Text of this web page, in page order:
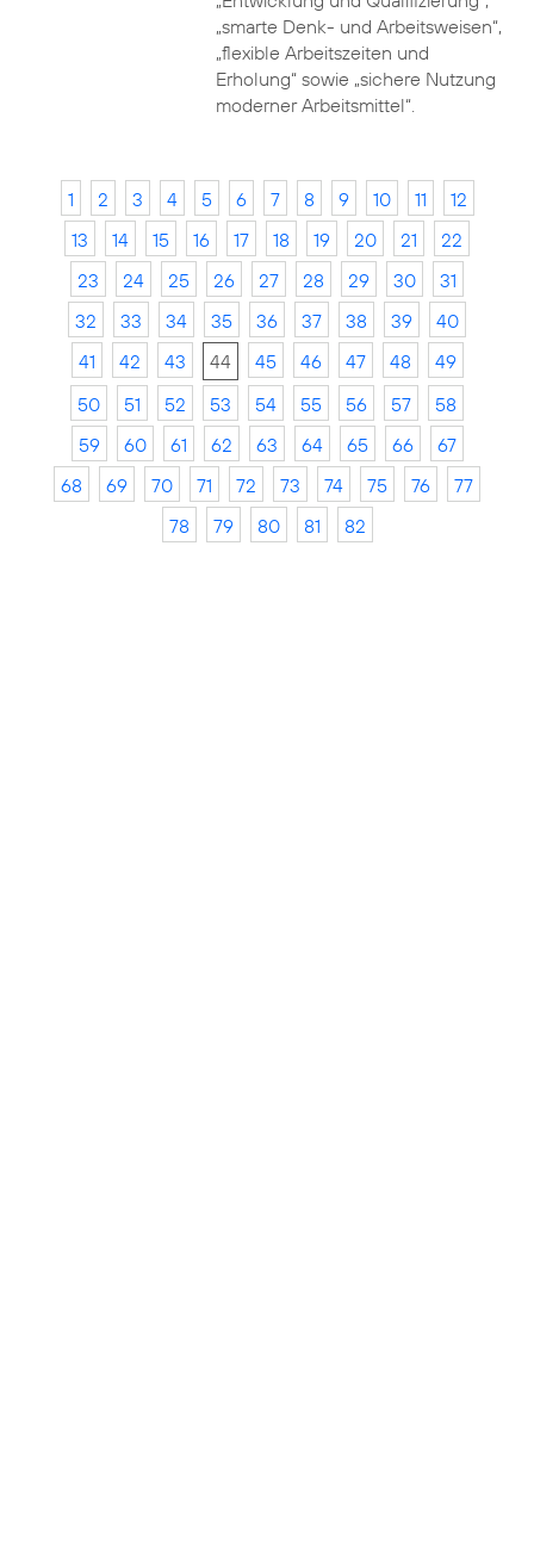
„smarte Denk- und Arbeitsweisen“,
„flexible Arbeitszeiten und
Erholung“ sowie „sichere Nutzung
moderner Arbeitsmittel“.
1 2 3 4 5 6 7 8 9 10 11
12
13
14 15 16 17 18 19 20 21
22
23
24 25 26 27 28 29 30
31
32
33 34 35 36 37 38 39
40
41
42 43 44 45 46 47 48
49
50
51 52 53 54 55 56 57
58
59
60 61 62 63 64 65 66
67
68
69 70 71 72 73 74 75 76
77
78
79 80 81 82